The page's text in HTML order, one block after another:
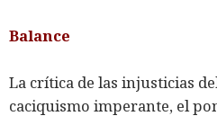
Balance
La crítica de las injusticias
caciquismo imperante, el